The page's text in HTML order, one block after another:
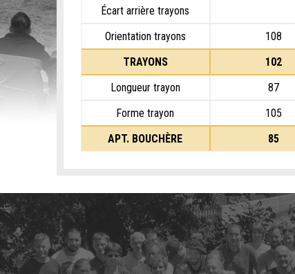
Écart arrière trayons
Orientation trayons
108
TRAYONS
102
Longueur trayon
87
Forme trayon
105
APT. BOUCHÈRE
85